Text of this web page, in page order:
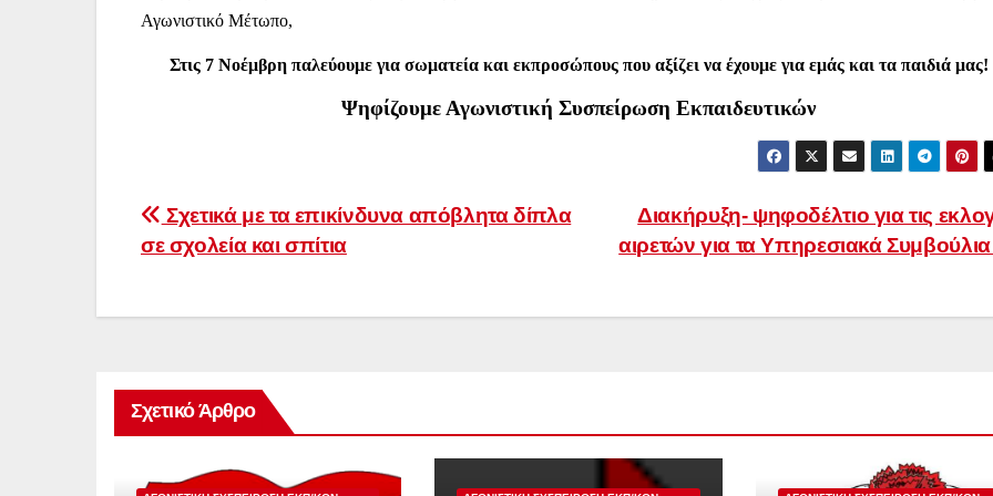
Αγωνιστικό Μέτωπο,
Στις 7 Νοέμβρη παλεύουμε για σωματεία και εκπροσώπους που αξίζει να έχουμε για εμάς και τα παιδιά μας!
Ψηφίζουμε Αγωνιστική Συσπείρωση Εκπαιδευτικών
Πλοήγηση
άρθρων
Διακήρυξη- ψηφοδέλτιο για τις
αιρετών για τα Υπηρεσιακά Συμβούλια
Σχετικά με τα επικίνδυνα απόβλητα δίπλα
σε σχολεία και σπίτια
Σχετικό Άρθρο